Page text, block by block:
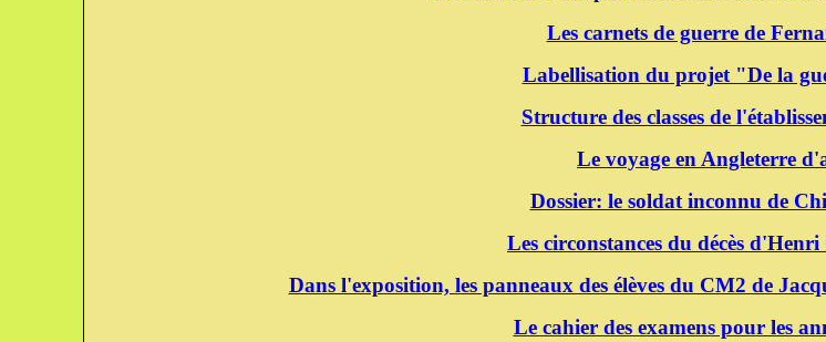
Les carnets de guerre de
Labellisation du projet "De la
Structure des classes de
Le voyage en Angleterre
Dossier: le soldat inconnu de
Les circonstances du décès
Dans l'exposition, les panneaux des élèves du CM2 de
Le cahier des examens pour les